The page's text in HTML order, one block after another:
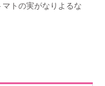
トの実がなりよるな